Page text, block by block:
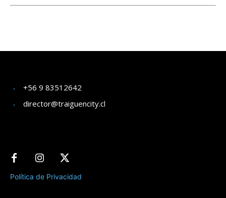
+56 9 83512642
director@traiguencity.cl
Política de Privacidad